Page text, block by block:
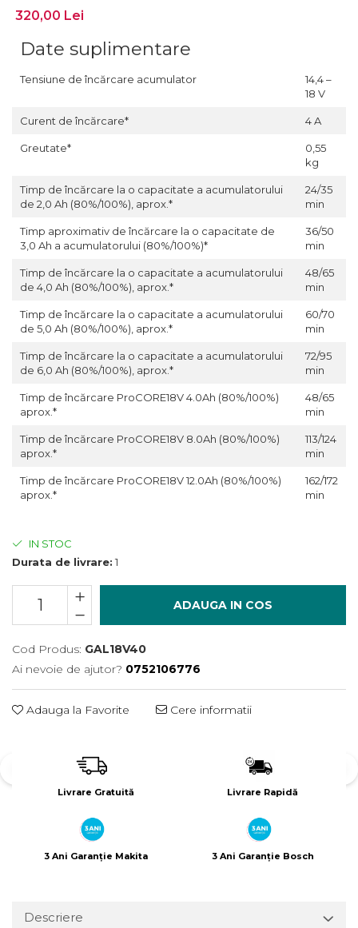
Mașini de Găurit și Înșurubat
Mașini de Tuns Gard Viu
Mașini de Tuns Gazon
Mașini de Șlefuit
Mașini Multifuncționale
Carton
Polizoare Unghiulare
Pulverizatoare
Suflante
Trimmere
Vibratoare Beton
Încărcătoare
GARDURI ELECTRICE
Mașini de Frezat
Mașini de Frezat Caneluri
Mașini de Găurit
Mașini de Găurit cu Percuție
Mașini de Tuns Gard Viu
Mașini de Tăiat BCA
Mașini de Înșurubat cu Impuls
Mașini de Înșurubat Electrice
Mașini de Înșurubat pentru Gips
Carton
Multicutter
Polizoare de Banc
Polizoare Unghiulare
Rindele
Suflante
Suflante cu Aer Cald
Tăiere cu Ferăstraie Sabie
Tăiere cu Ferăstraie Verticale
Tăiere, Degroşare şi Periere
Tăiere, Șlefuire şi Găurire cu
uleiuri
Unelte Manuale
Șlefuire și Lustruire
Suflante de Grădină
Tocătoare de Frunze și Crengi
320,00 Lei
Date suplimentare
Tensiune de încărcare acumulator
14,4 –
18 V
Curent de încărcare* 4 A
Greutate*
0,55
kg
Timp de încărcare la o capacitate a acumulatorului
de 2,0 Ah (80%/100%), aprox.*
24/35
min
Timp aproximativ de încărcare la o capacitate de
3,0 Ah a acumulatorului (80%/100%)*
36/50
min
Timp de încărcare la o capacitate a acumulatorului
de 4,0 Ah (80%/100%), aprox.*
48/65
min
Timp de încărcare la o capacitate a acumulatorului
de 5,0 Ah (80%/100%), aprox.*
60/70
min
Timp de încărcare la o capacitate a acumulatorului
de 6,0 Ah (80%/100%), aprox.*
72/95
min
Timp de încărcare ProCORE18V 4.0Ah (80%/100%)
aprox.*
48/65
min
Timp de încărcare ProCORE18V 8.0Ah (80%/100%)
aprox.*
113/124
min
Timp de încărcare ProCORE18V 12.0Ah (80%/100%)
aprox.*
162/172
min
IN STOC
Durata de livrare: 1
ADAUGA IN COS
Cod Produs: GAL18V40
Ai nevoie de ajutor? 0752106776
Adauga la Favorite Cere informatii
Livrare Gratuită Livrare Rapidă
3 Ani Garanție Makita 3 Ani Garanție Bosch
Descriere